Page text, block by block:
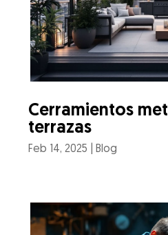
Cerramientos
terrazas
Feb 14, 2025 Blog